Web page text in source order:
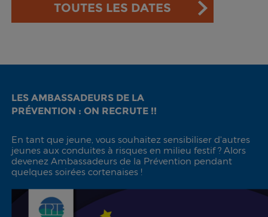
TOUTES LES DATES
LES AMBASSADEURS DE LA
PRÉVENTION : ON RECRUTE !!
En tant que jeune, vous souhaitez sensibiliser d'autres
jeunes aux conduites à risques en milieu festif ? Alors
devenez Ambassadeurs de la Prévention pendant
quelques soirées cortenaises !